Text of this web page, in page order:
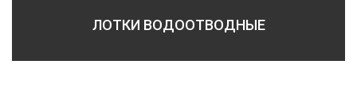
ЛОТКИ ВОДООТВОДНЫЕ